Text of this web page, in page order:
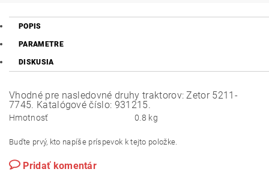
POPIS
PARAMETRE
DISKUSIA
Vhodné pre nasledovné druhy traktorov: Zetor 5211-
7745. Katalógové číslo: 931215.
Hmotnosť 0.8 kg
Buďte prvý, kto napíše príspevok k tejto položke.
Pridať komentár